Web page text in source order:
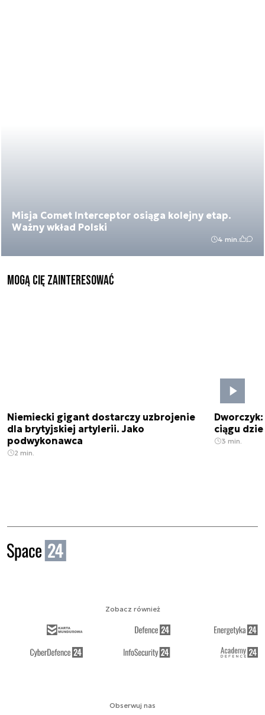
Misja Comet Interceptor osiąga kolejny etap.
Ważny wkład Polski
4 min.
Mogą Cię zainteresować
Niemiecki gigant dostarczy uzbrojenie
dla brytyjskiej artylerii. Jako
podwykonawca
2 min.
ciągu
3 min.
Obserwuj nas
Zobacz również